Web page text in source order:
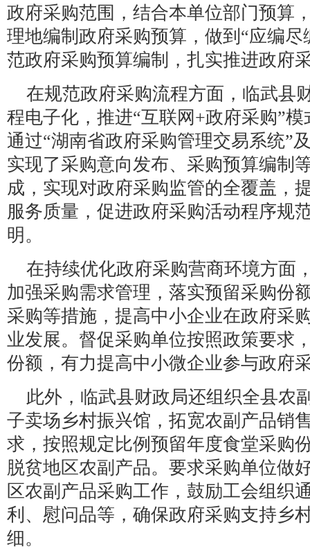
政府采购范围，结合本单位部门预算
理地编制政府采购预算，做到“应编
范政府采购预算编制，扎实推进政府
在规范政府采购流程方面，临武县
程电子化，推进“互联网+政府采购”
通过“湖南省政府采购管理交易系统”
实现了采购意向发布、采购预算编制
成，实现对政府采购监管的全覆盖，
服务质量，促进政府采购活动程序规
明。
在持续优化政府采购营商环境方面
加强采购需求管理，落实预留采购份
采购等措施，提高中小企业在政府采
业发展。督促采购单位按照政策要求
份额，有力提高中小微企业参与政府
此外，临武县财政局还组织全县农
子卖场乡村振兴馆，拓宽农副产品销
求，按照规定比例预留年度食堂采购
脱贫地区农副产品。要求采购单位做
区农副产品采购工作，鼓励工会组织
利、慰问品等，确保政府采购支持乡
细。